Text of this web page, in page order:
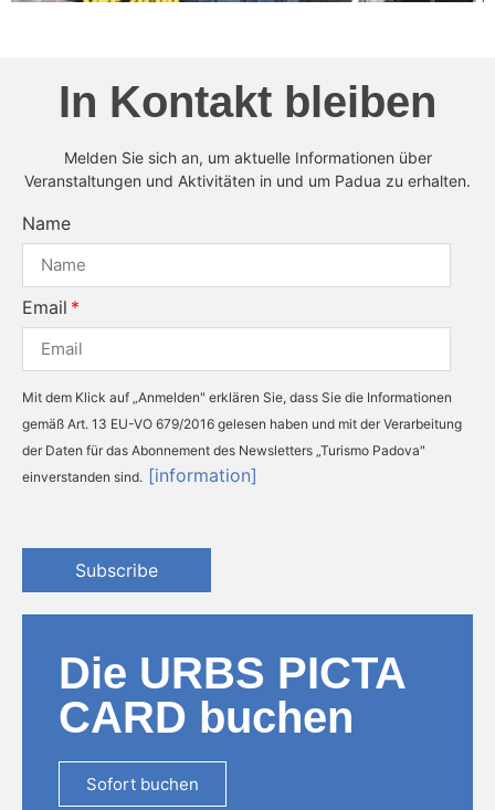
In Kontakt bleiben
Melden Sie sich an, um aktuelle Informationen über
Veranstaltungen und Aktivitäten in und um Padua zu erhalten.
Name
Email
Mit dem Klick auf „Anmelden" erklären Sie, dass Sie die Informationen
gemäß Art. 13 EU-VO 679/2016 gelesen haben und mit der Verarbeitung
der Daten für das Abonnement des Newsletters „Turismo Padova"
einverstanden sind. [information]
Subscribe
Die URBS PICTA
CARD buchen
Sofort buchen